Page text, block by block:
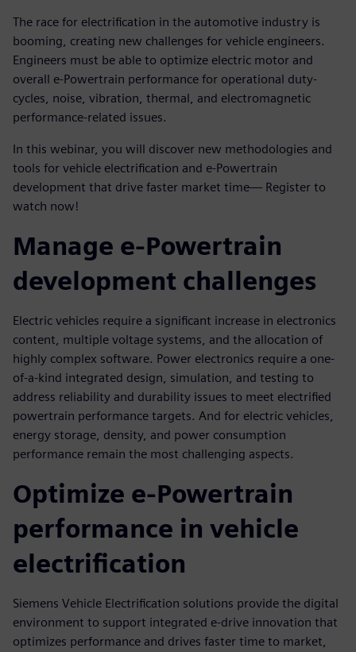
The race for electrification in the automotive industry is
booming, creating new challenges for vehicle engineers.
Engineers must be able to optimize electric motor and
overall e-Powertrain performance for operational duty-
cycles, noise, vibration, thermal, and electromagnetic
performance-related issues.
In this webinar, you will discover new methodologies and
tools for vehicle electrification and e-Powertrain
development that drive faster market time— Register to
watch now!
Manage e-Powertrain
development challenges
Electric vehicles require a significant increase in electronics
content, multiple voltage systems, and the allocation of
highly complex software. Power electronics require a one-
of-a-kind integrated design, simulation, and testing to
address reliability and durability issues to meet electrified
powertrain performance targets. And for electric vehicles,
energy storage, density, and power consumption
performance remain the most challenging aspects.
Optimize e-Powertrain
performance in vehicle
electrification
Siemens Vehicle Electrification solutions provide the digital
environment to support integrated e-drive innovation that
optimizes performance and drives faster time to market,